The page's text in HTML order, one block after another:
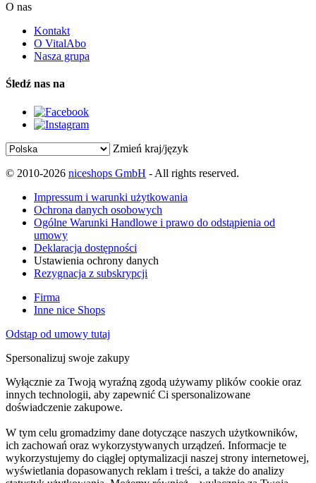
O nas
Kontakt
O VitalAbo
Nasza grupa
Śledź nas na
Zmień kraj/język
© 2010-2026 niceshops GmbH - All rights reserved.
Impressum i warunki użytkowania
Ochrona danych osobowych
Ogólne Warunki Handlowe i prawo do odstąpienia od
umowy
Deklaracja dostępności
Ustawienia ochrony danych
Rezygnacja z subskrypcji
Firma
Inne nice Shops
Odstąp od umowy tutaj
Spersonalizuj swoje zakupy
Wyłącznie za Twoją wyraźną zgodą używamy plików cookie oraz
innych technologii, aby zapewnić Ci spersonalizowane
doświadczenie zakupowe.
W tym celu gromadzimy dane dotyczące naszych użytkowników,
ich zachowań oraz wykorzystywanych urządzeń. Informacje te
wykorzystujemy do ciągłej optymalizacji naszej strony internetowej,
wyświetlania dopasowanych reklam i treści, a także do analizy